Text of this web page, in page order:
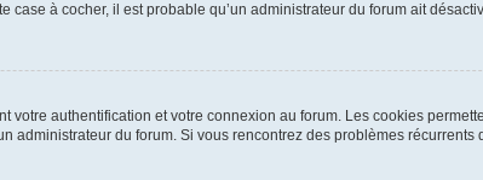
à cocher, il est probable qu’un administrateur du forum ait
authentification et votre connexion au forum. Les cookies
administrateur du forum. Si vous rencontrez des problèmes